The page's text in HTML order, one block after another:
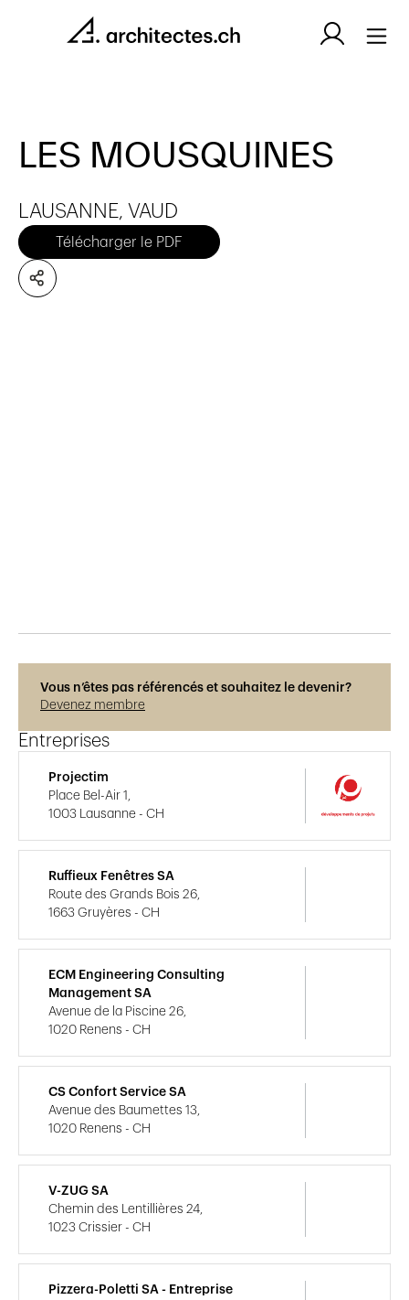
LES MOUSQUINES
LAUSANNE, VAUD
Télécharger le PDF
Vous n’êtes pas référencés et souhaitez le devenir?
Devenez membre
Entreprises
Projectim
Place Bel-Air 1,
1003 Lausanne - CH
Ruffieux Fenêtres SA
Route des Grands Bois 26,
1663 Gruyères - CH
ECM Engineering Consulting
Management SA
Avenue de la Piscine 26,
1020 Renens - CH
CS Confort Service SA
Avenue des Baumettes 13,
1020 Renens - CH
V-ZUG SA
Chemin des Lentillières 24,
1023 Crissier - CH
Pizzera-Poletti SA - Entreprise